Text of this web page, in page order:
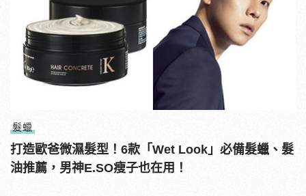
髮蠟
打造歐爸微濕髮型！6款「Wet Look」必備髮蠟、髮
油推薦，男神E.SO瘦子也在用！